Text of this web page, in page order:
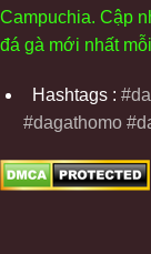
Campuchia. Cập
đá gà mới nhất mỗi
Hashtags :
#dagathomo